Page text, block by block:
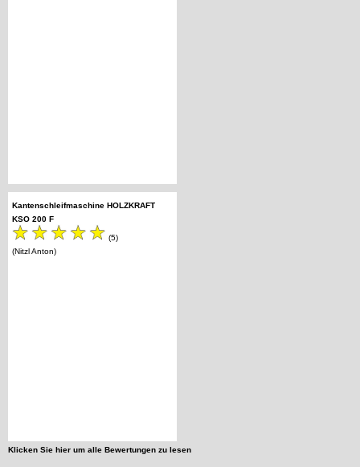
Kantenschleifmaschine HOLZKRAFT
KSO 200 F
(5)
(Nitzl Anton)
Klicken Sie hier um alle Bewertungen zu lesen